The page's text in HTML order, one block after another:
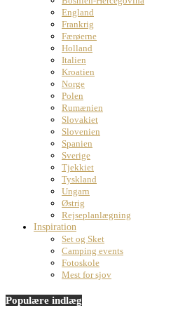
England
Frankrig
Færøerne
Holland
Italien
Kroatien
Norge
Polen
Rumænien
Slovakiet
Slovenien
Spanien
Sverige
Tjekkiet
Tyskland
Ungarn
Østrig
Rejseplanlægning
Inspiration
Set og Sket
Camping events
Fotoskole
Mest for sjov
Populære indlæg